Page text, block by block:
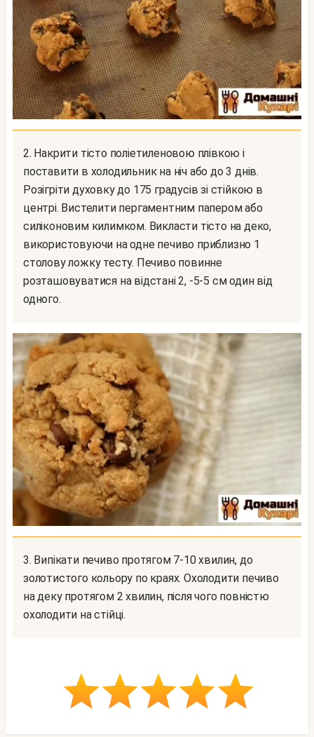
2. Накрити тісто поліетиленовою плівкою і
поставити в холодильник на ніч або до 3 днів.
Розігріти духовку до 175 градусів зі стійкою в
центрі. Вистелити пергаментним папером або
силіконовим килимком. Викласти тісто на деко,
використовуючи на одне печиво приблизно 1
столову ложку тесту. Печиво повинне
розташовуватися на відстані 2, -5-5 см один від
одного.
3. Випікати печиво протягом 7-10 хвилин, до
золотистого кольору по краях. Охолодити печиво
на деку протягом 2 хвилин, після чого повністю
охолодити на стійці.